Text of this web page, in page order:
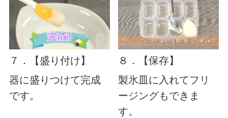
７．【盛り付け】
器に盛りつけて完成
です。
８．【保存】
製氷皿に入れてフリ
ージングもできま
す。